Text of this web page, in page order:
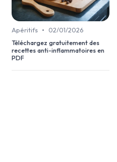
Apéritifs •
02/01/2026
Téléchargez gratuitement des
recettes anti-inflammatoires en
PDF